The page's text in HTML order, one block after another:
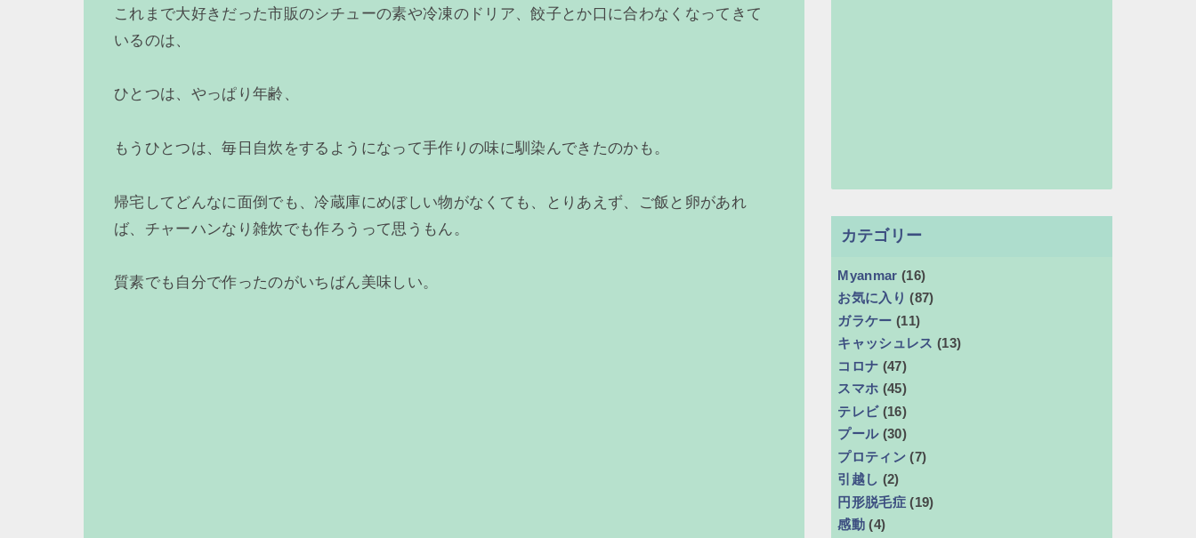
これまで大好きだった市販のシチューの素や冷凍のドリア、餃子とか口に合わなくなってきて
いるのは、
ひとつは、やっぱり年齢、
もうひとつは、毎日自炊をするようになって手作りの味に馴染んできたのかも。
帰宅してどんなに面倒でも、冷蔵庫にめぼしい物がなくても、とりあえず、ご飯と卵があれ
ば、チャーハンなり雑炊でも作ろうって思うもん。
質素でも自分で作ったのがいちばん美味しい。
カテゴリー
Myanmar (16)
お気に入り (87)
ガラケー (11)
キャッシュレス (13)
コロナ (47)
スマホ (45)
テレビ (16)
プール (30)
プロティン (7)
引越し (2)
円形脱毛症 (19)
感動 (4)